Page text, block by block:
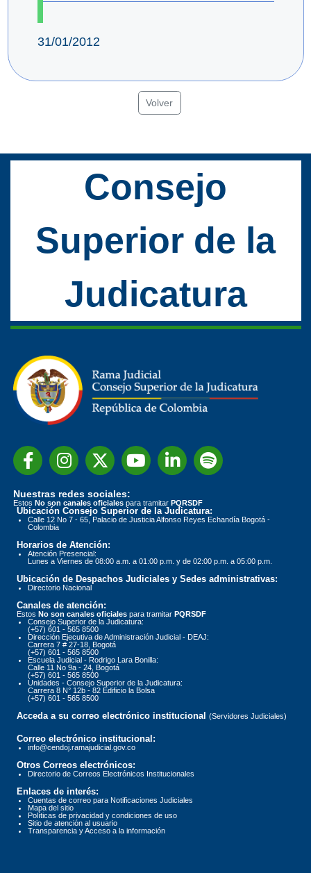
31/01/2012
Volver
Consejo
Superior de la
Judicatura
Nuestras redes sociales:
Estos No son canales oficiales para tramitar PQRSDF
Ubicación Consejo Superior de la Judicatura:
Calle 12 No 7 - 65, Palacio de Justicia Alfonso Reyes Echandía Bogotá -
Colombia
Horarios de Atención:
Atención Presencial:
Lunes a Viernes de 08:00 a.m. a 01:00 p.m. y de 02:00 p.m. a 05:00 p.m.
Ubicación de Despachos Judiciales y Sedes administrativas:
Directorio Nacional
Canales de atención:
Estos No son canales oficiales para tramitar PQRSDF
Consejo Superior de la Judicatura:
(+57) 601 - 565 8500
Dirección Ejecutiva de Administración Judicial - DEAJ:
Carrera 7 # 27-18, Bogotá
(+57) 601 - 565 8500
Escuela Judicial - Rodrigo Lara Bonilla:
Calle 11 No 9a - 24, Bogotá
(+57) 601 - 565 8500
Unidades - Consejo Superior de la Judicatura:
Carrera 8 N° 12b - 82 Edificio la Bolsa
(+57) 601 - 565 8500
Acceda a su correo electrónico institucional (Servidores Judiciales)
Correo electrónico institucional:
info@cendoj.ramajudicial.gov.co
Otros Correos electrónicos:
Directorio de Correos Electrónicos Institucionales
Enlaces de interés:
Cuentas de correo para Notificaciones Judiciales
Mapa del sitio
Políticas de privacidad y condiciones de uso
Sitio de atención al usuario
Transparencia y Acceso a la información